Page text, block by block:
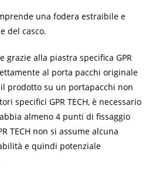
una fodera estraibile e
del casco.
grazie alla piastra specifica GPR
al porta pacchi originale
prodotto su un portapacchi non
specifici GPR TECH, è necessario
almeno 4 punti di fissaggio
TECH non si assume alcuna
e quindi potenziale